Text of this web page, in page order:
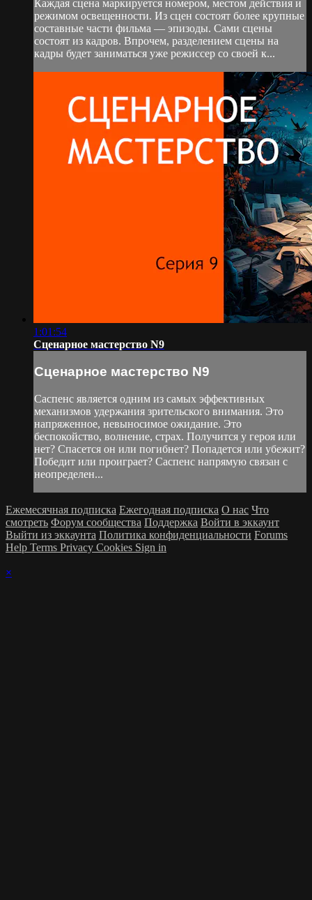
Каждая сцена маркируется номером, местом действия и
режимом освещенности. Из сцен состоят более крупные
составные части фильма — эпизоды. Сами сцены
состоят из кадров. Впрочем, разделением сцены на
кадры будет заниматься уже режиссер со своей к...
1:01:54
Сценарное мастерство N9
Сценарное мастерство N9
Саспенс является одним из самых эффективных
механизмов удержания зрительского внимания. Это
напряженное, невыносимое ожидание. Это
беспокойство, волнение, страх. Получится у героя или
нет? Спасется он или погибнет? Попадется или убежит?
Победит или проиграет? Саспенс напрямую связан с
неопределен...
Ежемесячная подписка Ежегодная подписка О нас Что
смотреть Форум сообщества Поддержка Войти в эккаунт
Выйти из эккаунта Политика конфиденциальности Forums
Help Terms Privacy Cookies Sign in
×